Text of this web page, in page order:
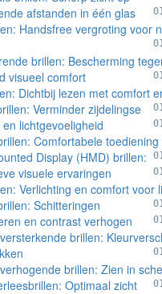
afstanden in één glas
Handsfree vergroting voor
brillen: Bescherming
visueel comfort
Dichtbij lezen met comfort
Verminder zijdelingse
en lichtgevoeligheid
Comfortabele
Display (HMD) brillen:
visuele ervaringen
Verlichting en comfort voor
Schitteringen
en contrast verhogen
brillen:
brillen: Zien in
Optimaal zicht